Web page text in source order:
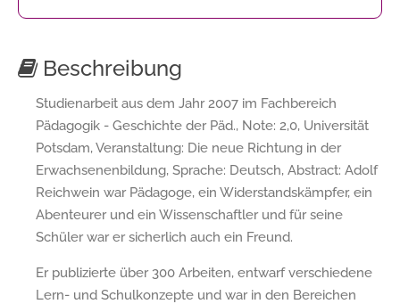
Beschreibung
Studienarbeit aus dem Jahr 2007 im Fachbereich
Pädagogik - Geschichte der Päd., Note: 2,0, Universität
Potsdam, Veranstaltung: Die neue Richtung in der
Erwachsenenbildung, Sprache: Deutsch, Abstract: Adolf
Reichwein war Pädagoge, ein Widerstandskämpfer, ein
Abenteurer und ein Wissenschaftler und für seine
Schüler war er sicherlich auch ein Freund.
Er publizierte über 300 Arbeiten, entwarf verschiedene
Lern- und Schulkonzepte und war in den Bereichen